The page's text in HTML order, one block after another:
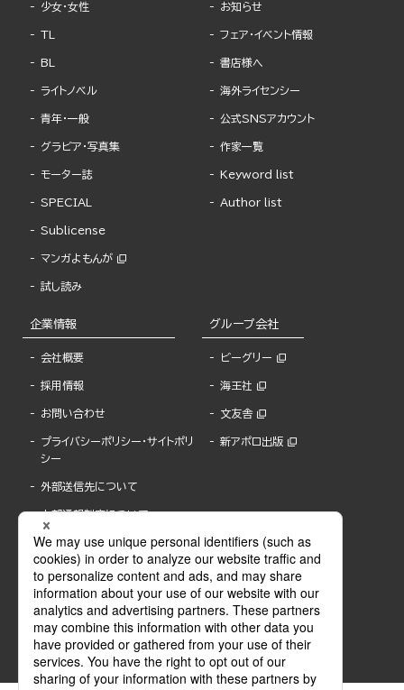
少女・女性
TL
BL
ライトノベル
青年・一般
グラビア・写真集
モーター誌
SPECIAL
Sublicense
マンガよもんが
試し読み
お知らせ
フェア・イベント情報
書店様へ
海外ライセンシー
公式SNSアカウント
作家一覧
Keyword list
Author list
企業情報
会社概要
採用情報
お問い合わせ
プライバシーポリシー・サイトポリ
シー
外部送信先について
内部通報制度について
グループ会社
ビーグリー
海王社
文友舎
新アポロ出版